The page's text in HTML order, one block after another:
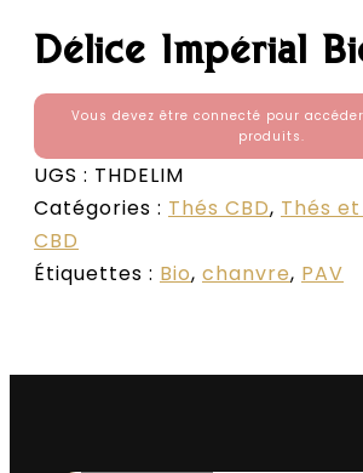
Délice Impérial
Vous devez être connecté pour
produits.
UGS : THDELIM
Catégories : Thés CBD, Thés
CBD
Étiquettes : Bio, chanvre, PAV